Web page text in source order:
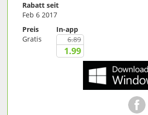
Rabatt seit
Feb 6 2017
Preis
Gratis
In-app
6.89
1.99